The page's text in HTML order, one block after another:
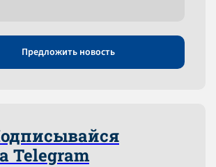
Предложить новость
Telegram